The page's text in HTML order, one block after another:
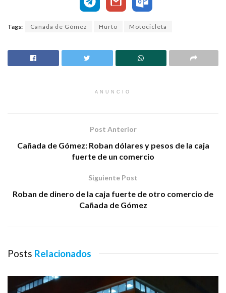
Tags: Cañada de Gómez Hurto Motocicleta
ANUNCIO
Post Anterior
Cañada de Gómez: Roban dólares y pesos de la caja
fuerte de un comercio
Siguiente Post
Roban de dinero de la caja fuerte de otro comercio de
Cañada de Gómez
Posts Relacionados